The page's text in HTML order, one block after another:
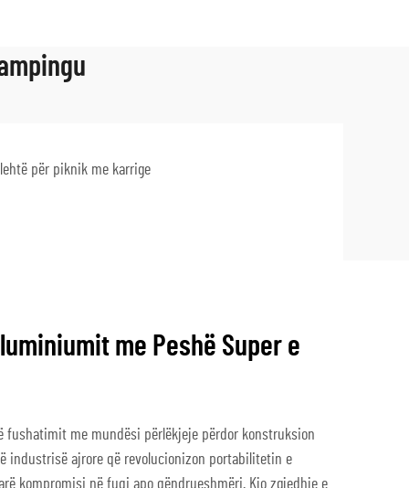
për piknik me karrige
me Peshë Super e
fushatimit me mundësi përlëkjeje përdor konstruksion
industrisë ajrore që revolucionizon portabilitetin e
kompromisi në fuqi apo qëndrueshmëri. Kjo zgjedhje e